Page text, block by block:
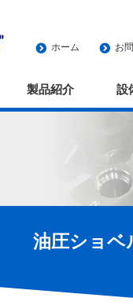
ホーム お
製品紹介 設
油圧ショベ